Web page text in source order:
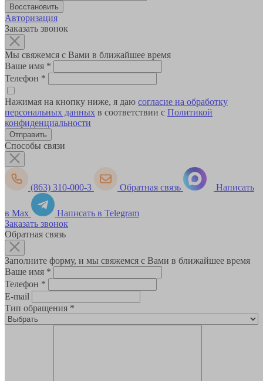
Авторизация
Заказать звонок
Мы свяжемся с Вами в ближайшее время
Ваше имя *
Телефон *
Нажимая на кнопку ниже, я даю согласие на обработку
персональных данных в соответствии с Политикой
конфиденциальности
Способы связи
(863) 310-000-3 Обратная связь Написать
в Max
Написать в Telegram
Заказать звонок
Обратная связь
Заполните форму, и мы свяжемся с Вами в ближайшее время
Ваше имя *
Телефон *
E-mail
Тип обращения *